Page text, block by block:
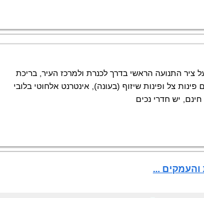
ציר התנועה הראשי בדרך לכנרת ולמרכז העיר, בריכת
פינות צל ופינות שיזוף (בעונה), אינטרנט אלחוטי בלובי
יש חדרי נכים